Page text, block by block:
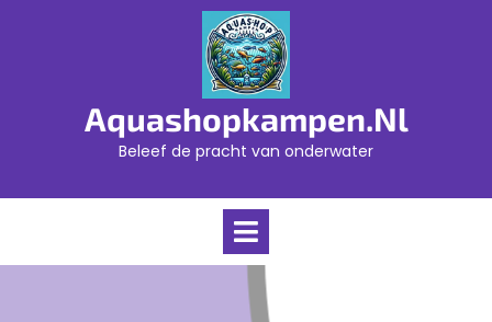
Aquashopkampen.nl
Beleef de pracht van onderwater
Open